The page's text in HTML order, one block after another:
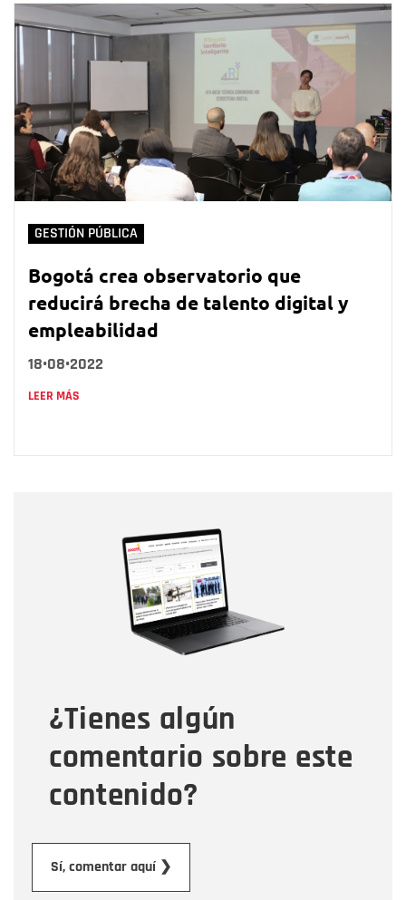
GESTIÓN PÚBLICA
Bogotá crea observatorio que
reducirá brecha de talento digital y
empleabilidad
18•08•2022
LEER MÁS
¿Tienes algún
comentario sobre este
contenido?
Sí, comentar aquí ❯
Correo electrónico
Tipo de comentario
Mensaje